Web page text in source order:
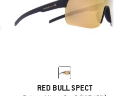
RED BULL SPECT